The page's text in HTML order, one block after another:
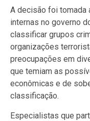
A decisão foi
internas no governo
classificar grupos
organizações
preocupações em
que temiam as
econômicas e de
classificação.
Especialistas que